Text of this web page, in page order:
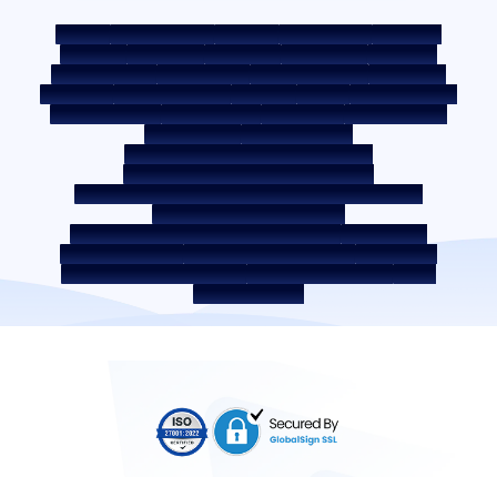
साइटमैप फेयर प्रैक्टिस कोड बेंचमार्क दरें KYC दिशानिर्देश
डाउनलोड्स
सेल नोटिस
नीलामी पोर्टल कुकी पॉलिसी गोपनीयता नीति
नियम व शर्तें
व्हिसिलब्लोअर नीति
शिकायत दर्ज करें शिकायत निवारण नीति
पर्यावरण नीति
गुणवत्ता नीति
सोशल मीडिया पॉलिसी अस्वीकरण ब्याज दर
ब्याज़ दर की पॉलिसी
फीस और अन्य शुल्क
आवश्यक डॉक्यूमेंट प्री-पेमेंट शुल्क
ROI स्विच पॉलिसी
को-लेंडिंग पॉलिसी
को-लेंडिंग पार्टनरशिप
उधारकर्ता की शिक्षा - SMA/NPA क्लासिफ़िकेशन
उधारकर्ता की जागरूकता - RBI ओम्बड्समैन स्कीम
उधारकर्ता जागरूकता - प्रॉपर्टी डॉक्यूमेंट को हैंडओवर करने की प्रक्रिया
कॉर्पोरेट गवर्नेंस के आंतरिक दिशानिर्देश
सरफेसी अधिनियम 2002 के तहत प्राप्त सिक्योर्ड एसेट
बंद सेवा प्रदाता
डिजिटल सोर्सिंग पार्टनर
लिक्विडिटी जोखिम पर डिस्‍क्‍लोज़र
डिजिटल सेवाएं
सीकेवाईसी संबंधी जागरूकता वीडियो
सीकेवाईसी जागरूकता फोटो
CSR
भारत में होम लोकेशन